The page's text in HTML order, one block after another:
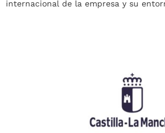
internacional de la empresa y su